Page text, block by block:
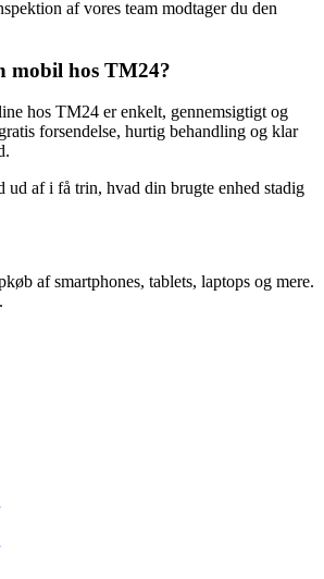
af vores team modtager du den
mobil hos TM24?
hos TM24 er enkelt, gennemsigtigt og
forsendelse, hurtig behandling og klar
ud af i få trin, hvad din brugte enhed stadig
af smartphones, tablets, laptops og mere.